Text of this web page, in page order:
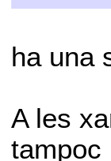
ha una
A les
tampoc